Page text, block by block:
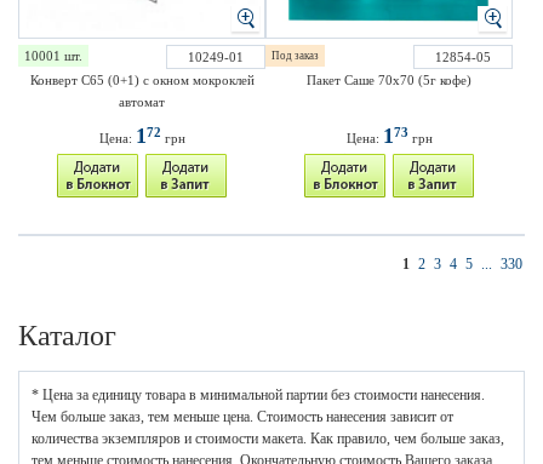
10001 шт.
10249-01
Конверт С65 (0+1) с окном мокроклей
автомат
Цена: 172 грн
Под заказ
12854-05
Пакет Саше 70х70 (5г кофе)
Цена: 173 грн
1 2 3 4 5 330
Каталог
* Цена за единицу товара в минимальной партии без стоимости нанесения.
Чем больше заказ, тем меньше цена. Стоимость нанесения зависит от
количества экземпляров и стоимости макета. Как правило, чем больше заказ,
тем меньше стоимость нанесения. Окончательную стоимость Вашего заказа